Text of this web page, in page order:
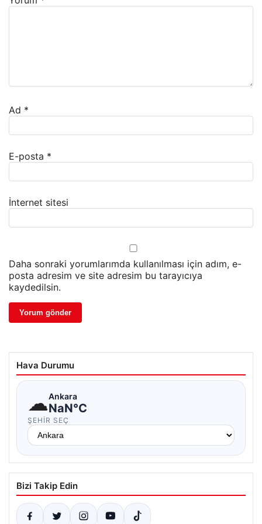
Ad *
E-posta *
İnternet sitesi
Daha sonraki yorumlarımda kullanılması için adım, e-
posta adresim ve site adresim bu tarayıcıya
kaydedilsin.
Hava Durumu
☁Ankara
NaN°C
ŞEHIR SEÇ
Bizi Takip Edin